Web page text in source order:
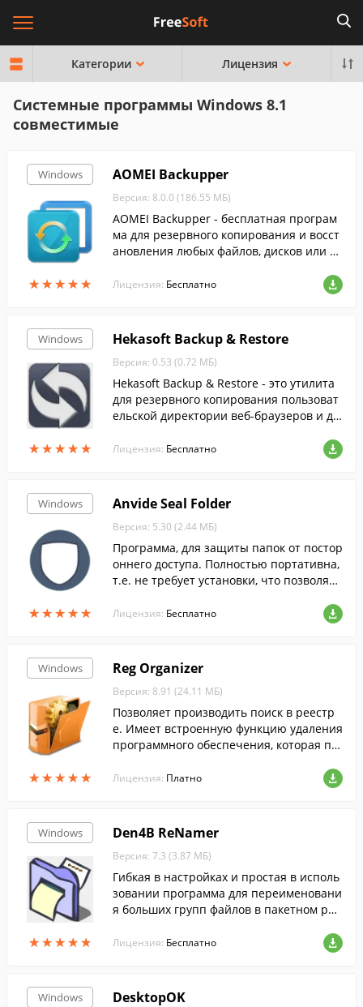
Категории Лицензия
Системные программы Windows 8.1
совместимые
Windows
★★★★★
★★★★★
AOMEI Backupper
Версия: 8.0.0 (186.55 МБ)
AOMEI Backupper - бесплатная програм
ма для резервного копирования и восст
ановления любых файлов, дисков или р
Лицензия: Бесплатно
Windows
★★★★★
★★★★★
Hekasoft Backup & Restore
Версия: 0.53 (0.72 МБ)
Hekasoft Backup & Restore - это утилита
для резервного копирования пользоват
ельской директории веб-браузеров и др
Лицензия: Бесплатно
Windows
★★★★★
★★★★★
Anvide Seal Folder
Версия: 5.30 (2.44 МБ)
Программа, для защиты папок от постор
оннего доступа. Полностью портативна,
т.е. не требует установки, что позволяет
Лицензия: Бесплатно
Windows
★★★★★
★★★★★
Reg Organizer
Версия: 8.91 (24.11 МБ)
Позволяет производить поиск в реестр
е. Имеет встроенную функцию удаления
программного обеспечения, которая по
рограмм без остатков....
Лицензия: Платно
Windows
★★★★★
★★★★★
Den4B ReNamer
Версия: 7.3 (3.87 МБ)
Гибкая в настройках и простая в исполь
зовании программа для переименовани
я больших групп файлов в пакетном реж
Лицензия: Бесплатно
Windows DesktopOK